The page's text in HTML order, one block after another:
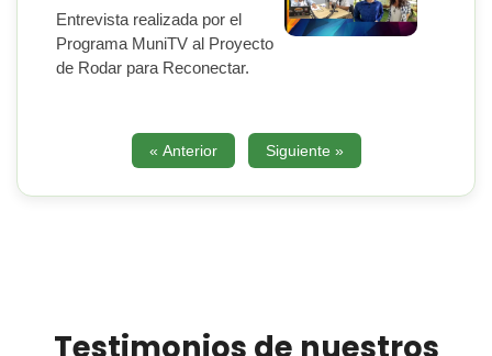
Entrevista realizada por el
Programa MuniTV al Proyecto
de Rodar para Reconectar.
« Anterior Siguiente »
Testimonios de nuestros